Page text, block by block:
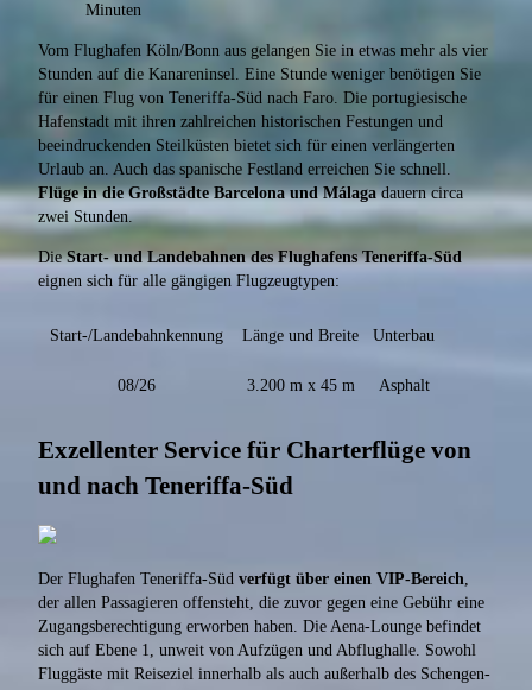
Minuten
Vom Flughafen Köln/Bonn aus gelangen Sie in etwas mehr als vier
Stunden auf die Kanareninsel. Eine Stunde weniger benötigen Sie
für einen Flug von Teneriffa-Süd nach Faro. Die portugiesische
Hafenstadt mit ihren zahlreichen historischen Festungen und
beeindruckenden Steilküsten bietet sich für einen verlängerten
Urlaub an. Auch das spanische Festland erreichen Sie schnell.
Flüge in die Großstädte Barcelona und Málagadauern circa
zwei Stunden.
DieStart- und Landebahnen des Flughafens Teneriffa-Süd
eignen sich für alle gängigen Flugzeugtypen:
Start-/Landebahnkennung Länge und Breite Unterbau
08/26 3.200 m x 45 m Asphalt
Exzellenter Service für Charterflüge von
und nach Teneriffa-Süd
Der Flughafen Teneriffa-Süd verfügt über einen VIP-Bereich
der allen Passagieren offensteht, die zuvor gegen eine Gebühr eine
Zugangsberechtigung erworben haben. Die Aena-Lounge befindet
sich auf Ebene 1, unweit von Aufzügen und Abflughalle. Sowohl
Fluggäste mit Reiseziel innerhalb als auch außerhalb des Schengen-